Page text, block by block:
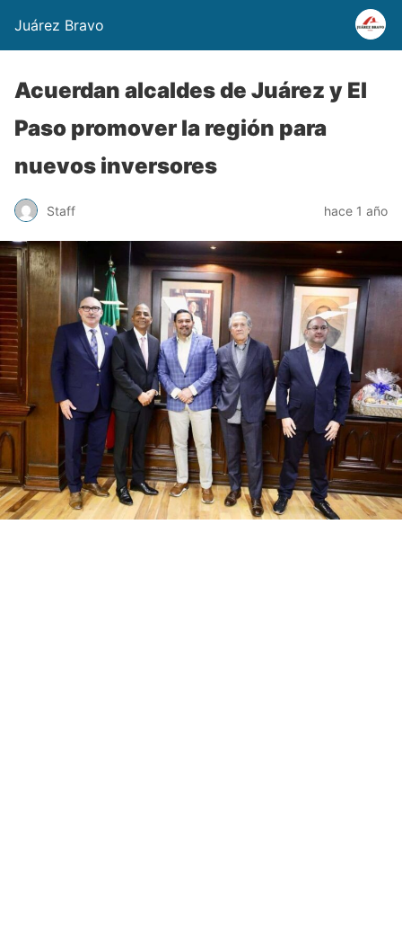
Juárez Bravo
Acuerdan alcaldes de Juárez y El
Paso promover la región para
nuevos inversores
Staff hace 1 año